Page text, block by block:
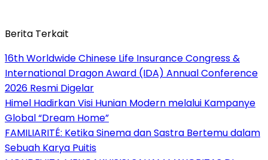
Berita Terkait
16th Worldwide Chinese Life Insurance Congress &
International Dragon Award (IDA) Annual Conference
2026 Resmi Digelar
Himel Hadirkan Visi Hunian Modern melalui Kampanye
Global “Dream Home”
FAMILIARITÉ: Ketika Sinema dan Sastra Bertemu dalam
Sebuah Karya Puitis